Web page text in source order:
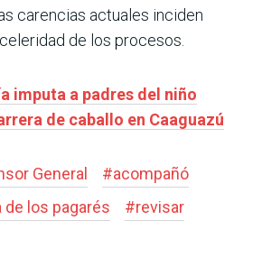
carencias actuales inciden
de los procesos.
imputa a padres del niño
de caballo en Caaguazú
General #acompañó
de los pagarés #revisar